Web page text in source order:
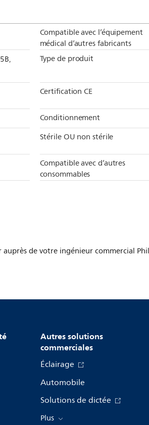
Compatible avec l’équipement
médical d’autres fabricants
Type de produit
Certification CE
Conditionnement
Stérile OU non stérile
Compatible avec d’autres
consommables
de votre ingénieur commercial
Autres solutions
commerciales
Éclairage
Automobile
Solutions de dictée
Plus